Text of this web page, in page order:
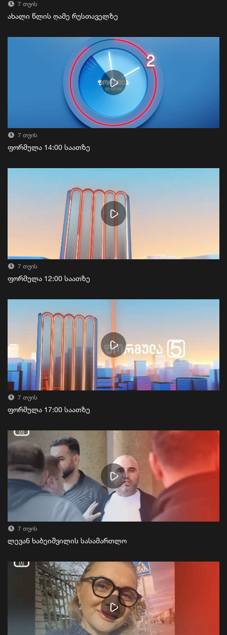
7 თვის
ახალი წლის ღამე რუსთაველზე
7 თვის
ფორმულა 14:00 საათზე
7 თვის
ფორმულა 12:00 საათზე
7 თვის
ფორმულა 17:00 საათზე
7 თვის
ლევან ხაბეიშვილის სასამართლო